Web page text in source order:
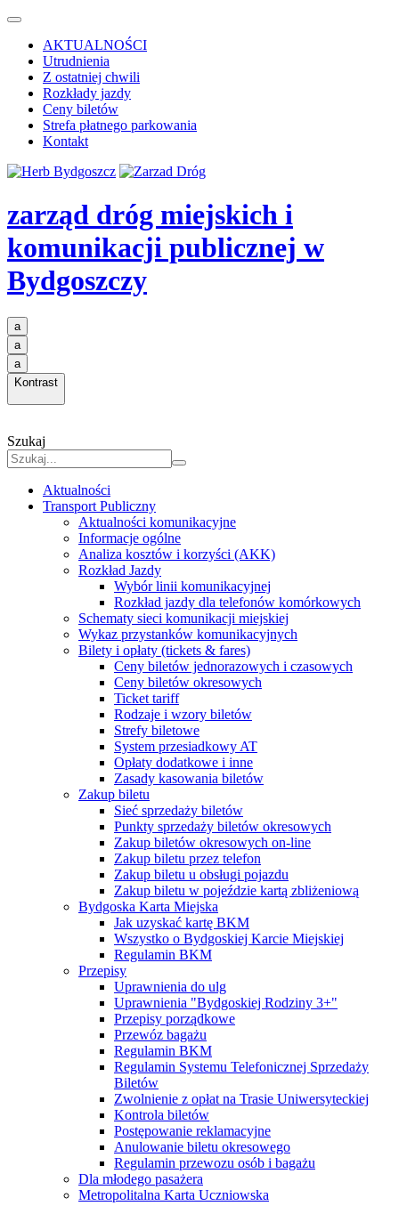
AKTUALNOŚCI
Utrudnienia
Z ostatniej chwili
Rozkłady jazdy
Ceny biletów
Strefa płatnego parkowania
Kontakt
zarząd dróg miejskich i
komunikacji publicznej w
Bydgoszczy
a
a
a
Kontrast
Szukaj
Aktualności
Transport Publiczny
Aktualności komunikacyjne
Informacje ogólne
Analiza kosztów i korzyści (AKK)
Rozkład Jazdy
Wybór linii komunikacyjnej
Rozkład jazdy dla telefonów komórkowych
Schematy sieci komunikacji miejskiej
Wykaz przystanków komunikacyjnych
Bilety i opłaty (tickets & fares)
Ceny biletów jednorazowych i czasowych
Ceny biletów okresowych
Ticket tariff
Rodzaje i wzory biletów
Strefy biletowe
System przesiadkowy AT
Opłaty dodatkowe i inne
Zasady kasowania biletów
Zakup biletu
Sieć sprzedaży biletów
Punkty sprzedaży biletów okresowych
Zakup biletów okresowych on-line
Zakup biletu przez telefon
Zakup biletu u obsługi pojazdu
Zakup biletu w pojeździe kartą zbliżeniową
Bydgoska Karta Miejska
Jak uzyskać kartę BKM
Wszystko o Bydgoskiej Karcie Miejskiej
Regulamin BKM
Przepisy
Uprawnienia do ulg
Uprawnienia "Bydgoskiej Rodziny 3+"
Przepisy porządkowe
Przewóz bagażu
Regulamin BKM
Regulamin Systemu Telefonicznej Sprzedaży
Biletów
Zwolnienie z opłat na Trasie Uniwersyteckiej
Kontrola biletów
Postępowanie reklamacyjne
Anulowanie biletu okresowego
Regulamin przewozu osób i bagażu
Dla młodego pasażera
Metropolitalna Karta Uczniowska